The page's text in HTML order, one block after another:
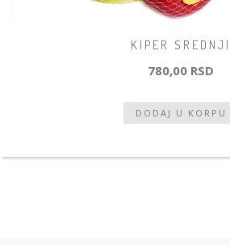
KIPER SREDNJI
780,00 RSD